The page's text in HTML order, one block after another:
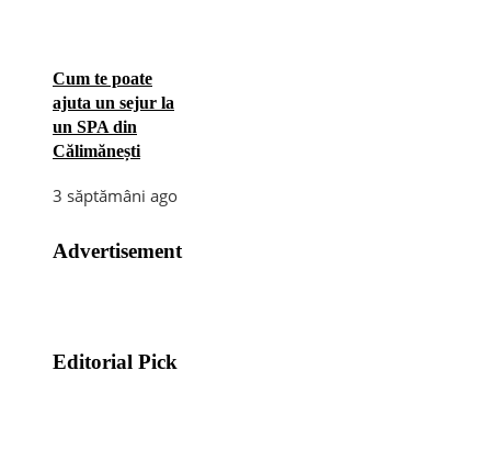
Cum te poate
ajuta un sejur la
un SPA din
Călimănești
3 săptămâni ago
Advertisement
Editorial Pick